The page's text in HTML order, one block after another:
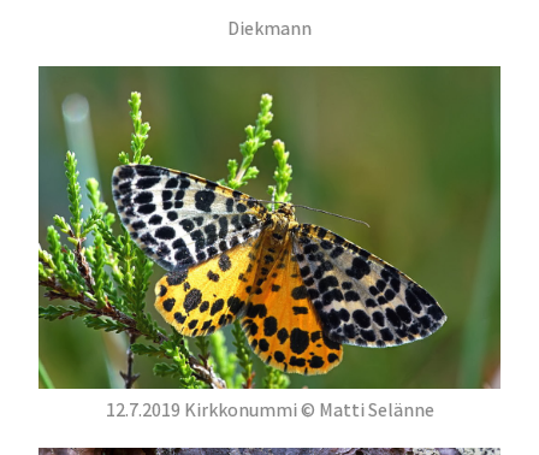
Diekmann
12.7.2019 Kirkkonummi © Matti Selänne